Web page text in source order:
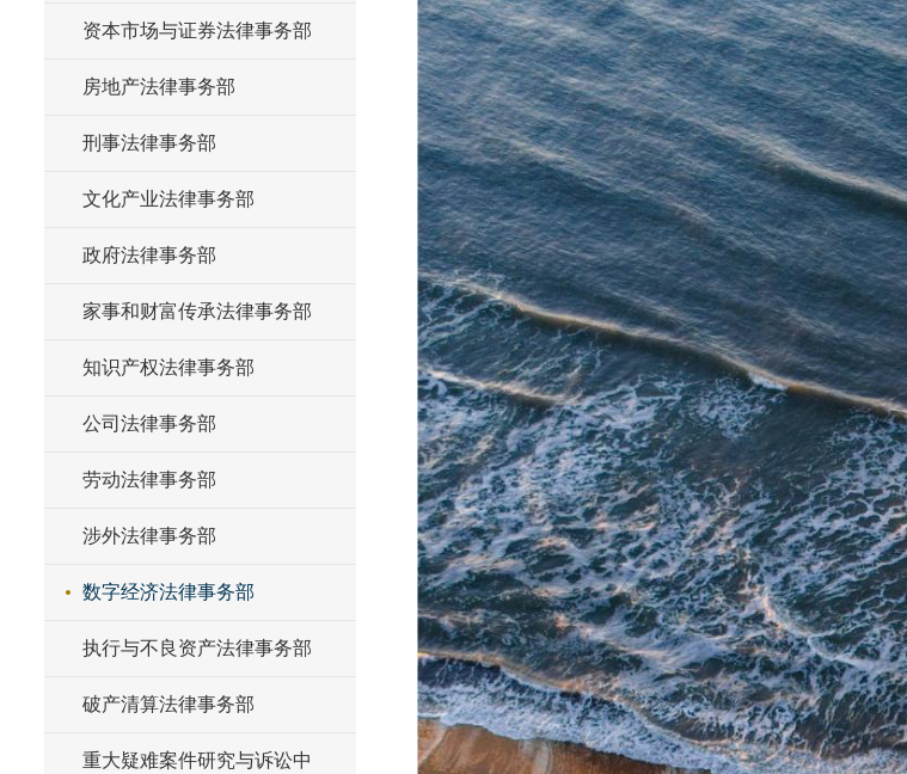
资本市场与证券法律事务部
房地产法律事务部
刑事法律事务部
文化产业法律事务部
政府法律事务部
家事和财富传承法律事务部
知识产权法律事务部
公司法律事务部
劳动法律事务部
涉外法律事务部
数字经济法律事务部
执行与不良资产法律事务部
破产清算法律事务部
重大疑难案件研究与诉讼中